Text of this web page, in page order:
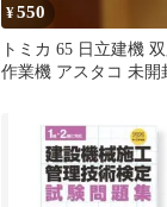
¥550
トミカ 65 日立建機
作業機 アスタコ 未開